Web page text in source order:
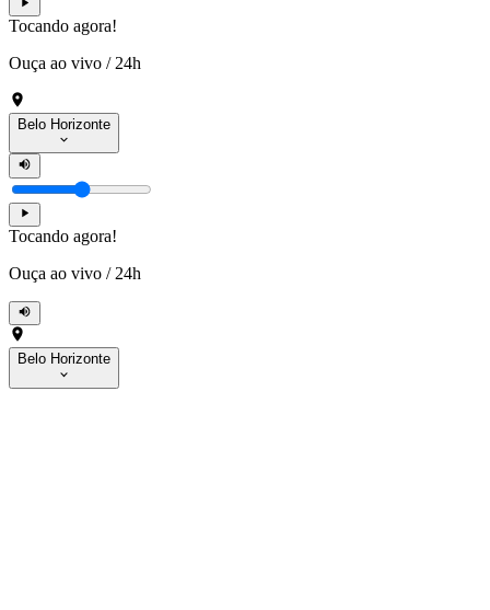
Tocando agora!
Ouça ao vivo / 24h
Belo Horizonte
Tocando agora!
Ouça ao vivo / 24h
Belo Horizonte